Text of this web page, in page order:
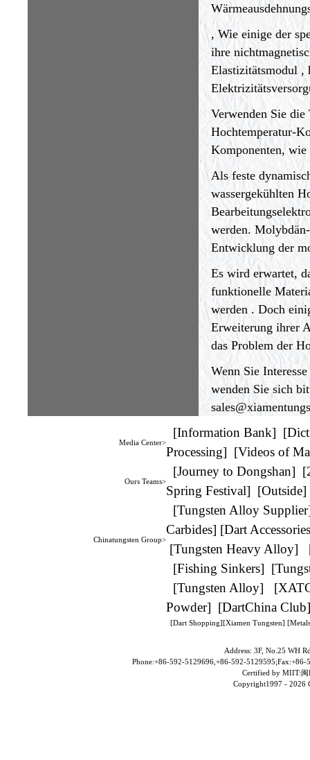
, Wie einige der
ihre
Elastizitätsmodul ,
Verwenden Sie
Hochtemperatur-
Komponenten,
Als feste
wassergekühlten
werden.
Entwicklung der
Es wird erwartet,
funktionelle
werden . Doch
Erweiterung ihrer
das Problem der
Wenn Sie
wenden Sie sich
Media Center>
[Information Bank] [
Processing] [Videos of
Ours Teams>
[Journey to Dongshan] [
Spring Festival] [Outside]
Chinatungsten Group>
[Tungsten Alloy Supplier
Carbides] [Dart
[Tungsten Heavy Alloy]
[Fishing Sinkers] [
[Tungsten Alloy] [
Powder] [DartChina Club
[Dart Shopping][Xiamen Tungsten]
Address: 3F, No.25 WH
Phone:+86-592-5129696,+86-592-
Certified by MIIT:
Copyright1997 -2026